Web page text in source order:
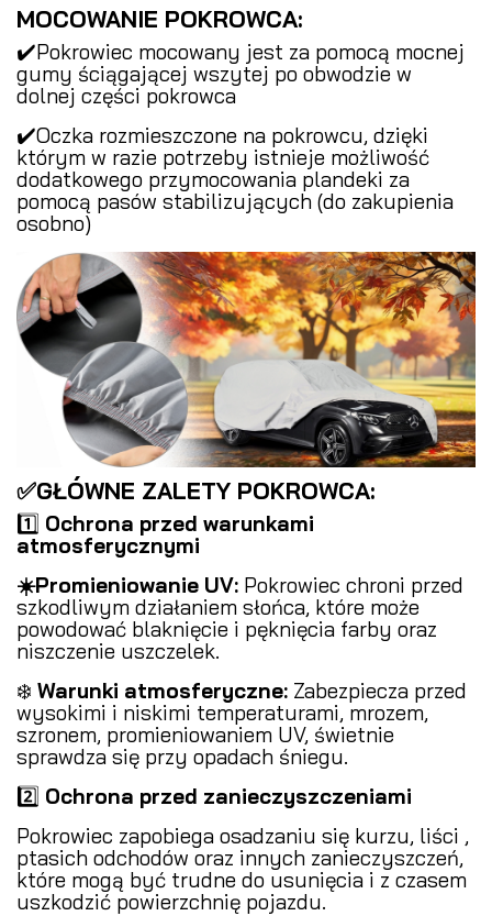
MOCOWANIE POKROWCA:
✔️Pokrowiec mocowany jest za pomocą mocnej
gumy ściągającej wszytej po obwodzie w
dolnej części pokrowca
✔️Oczka rozmieszczone na pokrowcu, dzięki
którym w razie potrzeby istnieje możliwość
dodatkowego przymocowania plandeki za
pomocą pasów stabilizujących (do zakupienia
osobno)
✅GŁÓWNE ZALETY POKROWCA:
1️⃣ Ochrona przed warunkami
atmosferycznymi
☀️Promieniowanie UV: Pokrowiec chroni przed
szkodliwym działaniem słońca, które może
powodować blaknięcie i pęknięcia farby oraz
niszczenie uszczelek.
❄️ Warunki atmosferyczne: Zabezpiecza przed
wysokimi i niskimi temperaturami, mrozem,
szronem, promieniowaniem UV, świetnie
sprawdza się przy opadach śniegu.
2️⃣ Ochrona przed zanieczyszczeniami
Pokrowiec zapobiega osadzaniu się kurzu, liści ,
ptasich odchodów oraz innych zanieczyszczeń,
które mogą być trudne do usunięcia i z czasem
uszkodzić powierzchnię pojazdu.